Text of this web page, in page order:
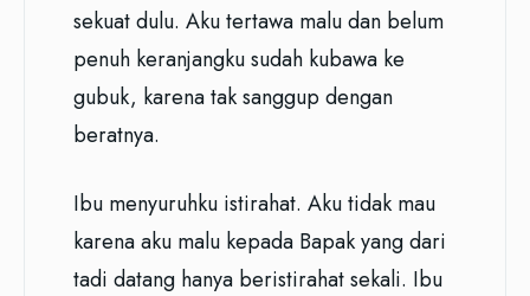
sekuat dulu. Aku tertawa malu dan belum
penuh keranjangku sudah kubawa ke
gubuk, karena tak sanggup dengan
beratnya.
Ibu menyuruhku istirahat. Aku tidak mau
karena aku malu kepada Bapak yang dari
tadi datang hanya beristirahat sekali. Ibu